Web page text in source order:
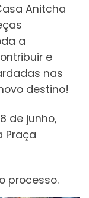
Anitcha
a
e
nas
destino!
de junho,
Praça
processo.